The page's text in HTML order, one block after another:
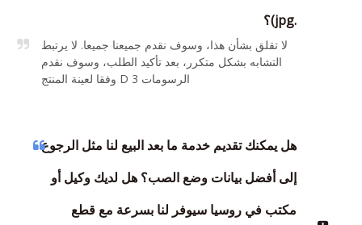
.jpg)؟
لا تقلق بشأن هذا، وسوف نقدم جميعنا جميعا. لا يرتبط
التشابه بشكل متكرر، بعد تأكيد الطلب، وسوف نقدم
الرسومات 3 D وفقا لعينة المنتج
هل يمكنك تقديم خدمة ما بعد البيع لنا مثل الرجوع
إلى أفضل بيانات وضع الصب؟ هل لديك وكيل أو
مكتب في روسيا سيوفر لنا بسرعة مع قطع